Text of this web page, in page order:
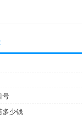
号
多少钱